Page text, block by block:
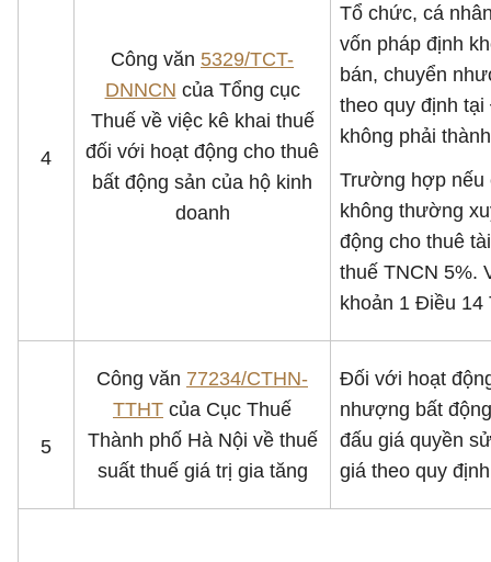
4
Công văn 5329/TCT-
DNNCN của Tổng cục
Thuế về việc kê khai thuế
đối với hoạt động cho thuê
bất động sản của hộ kinh
doanh
Tổ chức, cá
vốn pháp định
bán, chuyển
theo quy định
không phải
Trường hợp nếu
không thường
động cho thuê
thuế TNCN 5%.
khoản 1 Điều 14
5
Công văn 77234/CTHN-
TTHT của Cục Thuế
Thành phố Hà Nội về thuế
suất thuế giá trị gia tăng
Đối với hoạt
nhượng bất
đấu giá quyền
giá theo quy